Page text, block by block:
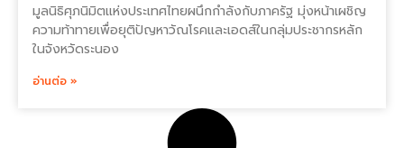
มูลนิธิศุภนิมิตแห่งประเทศไทยผนึกกำลังกับภาครัฐ มุ่งหน้าเผชิญ
ความท้าทายเพื่อยุติปัญหาวัณโรคและเอดส์ในกลุ่มประชากรหลัก
ในจังหวัดระนอง
อ่านต่อ »